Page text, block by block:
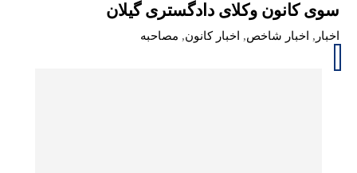
سوی کانون وکلای دادگستری گیلان
اخبار , اخبار شاخص, اخبار کانون, مصاحبه